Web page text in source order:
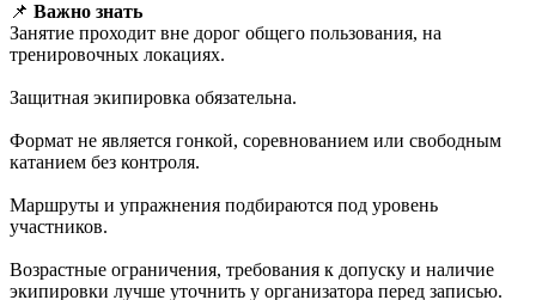
📌 Важно знать
Занятие проходит вне дорог общего пользования, на
тренировочных локациях.
Защитная экипировка обязательна.
Формат не является гонкой, соревнованием или свободным
катанием без контроля.
Маршруты и упражнения подбираются под уровень
участников.
Возрастные ограничения, требования к допуску и наличие
экипировки лучше уточнить у организатора перед записью.